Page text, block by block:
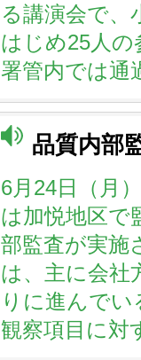
る講演会で、
はじめ25人
署管内では
品質内部
6月24日（月
は加悦地区で
部監査が実施
は、主に会社
りに進んで
観察項目に